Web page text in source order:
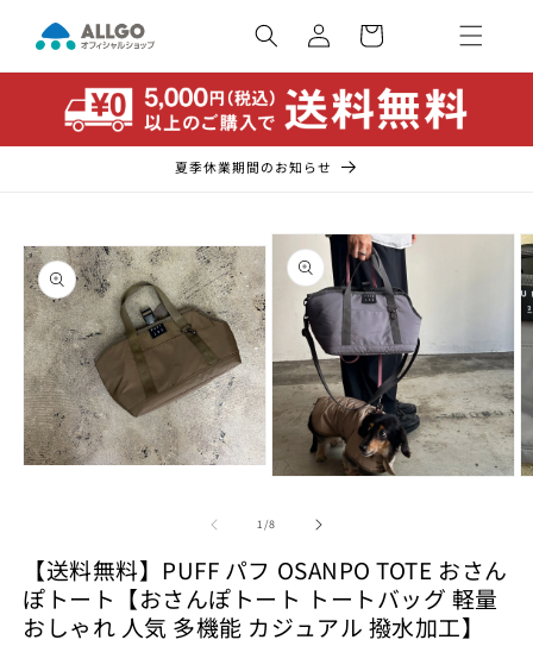
ンツに
進む
ロ
イ
ン
ー
夏季休業期間のお知らせ
報にス
キップ
で
メ
デ
ィ
ダ
で
メ
デ
ィ
1/の
8
【送料無料】PUFF パフ OSANPO TOTE おさん
ぽトート【おさんぽトート トートバッグ 軽量
おしゃれ 人気 多機能 カジュアル 撥水加工】